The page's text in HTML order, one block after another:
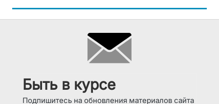
Быть в курсе
Подпишитесь на обновления материалов сайта